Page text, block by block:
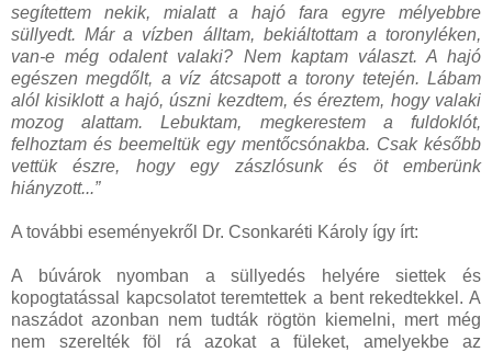
segítettem nekik, mialatt a hajó fara egyre mélyebbre
süllyedt. Már a vízben álltam, bekiáltottam a toronyléken,
van-e még odalent valaki? Nem kaptam választ. A hajó
egészen megdőlt, a víz átcsapott a torony tetején. Lábam
alól kisiklott a hajó, úszni kezdtem, és éreztem, hogy valaki
mozog alattam. Lebuktam, megkerestem a fuldoklót,
felhoztam és beemeltük egy mentőcsónakba. Csak később
vettük észre, hogy egy zászlósunk és öt emberünk
hiányzott...”
A további eseményekről Dr. Csonkaréti Károly így írt:
A búvárok nyomban a süllyedés helyére siettek és
kopogtatással kapcsolatot teremtettek a bent rekedtekkel. A
naszádot azonban nem tudták rögtön kiemelni, mert még
nem szerelték föl rá azokat a füleket, amelyekbe az